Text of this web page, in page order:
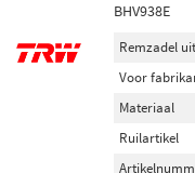
BHV938E
Remzadel
Voor
Materiaal
Ruilartikel